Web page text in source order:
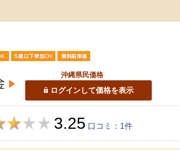
沖縄県民価格
ログインして価格を表示
3.25 口コミ：1件